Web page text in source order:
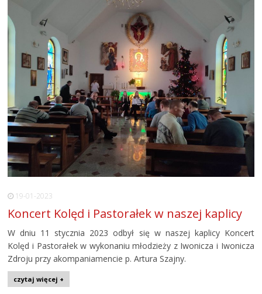
19-01-2023
Koncert Kolęd i Pastorałek w naszej kaplicy
W dniu 11 stycznia 2023 odbył się w naszej kaplicy Koncert
Kolęd i Pastorałek w wykonaniu młodzieży z Iwonicza i Iwonicza
Zdroju przy akompaniamencie p. Artura Szajny.
czytaj więcej +